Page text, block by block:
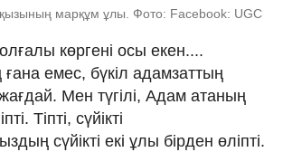
марқұм ұлы. Фото: Facebook: UGC
көргені осы екен....
емес, бүкіл адамзаттың
Мен түгілі, Адам атаның
Тіпті, сүйікті
сүйікті екі ұлы бірден өліпті.